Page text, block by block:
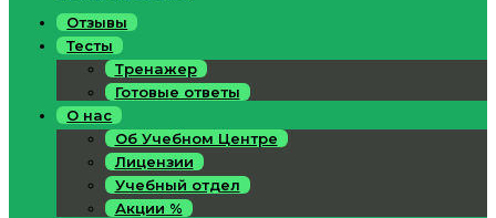
Отзывы
Тесты
Тренажер
Готовые ответы
О нас
Об Учебном Центре
Лицензии
Учебный отдел
Акции %